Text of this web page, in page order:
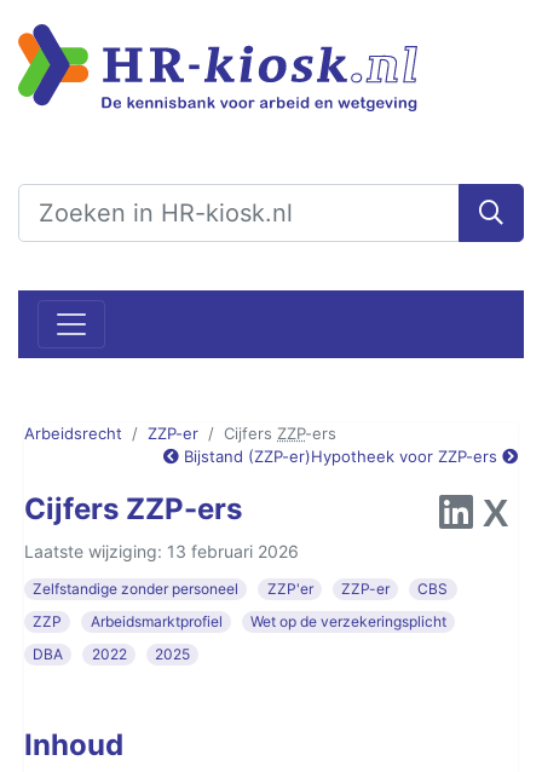
Arbeidsrecht ZZP-er Cijfers ZZP-ers
Bijstand (ZZP-er)Hypotheek voor ZZP-ers
Cijfers ZZP-ers
Laatste wijziging: 13 februari 2026
Zelfstandige zonder personeel ZZP'er ZZP-er
CBS
ZZP
Arbeidsmarktprofiel
Wet op de verzekeringsplicht
DBA
2022 2025
Inhoud